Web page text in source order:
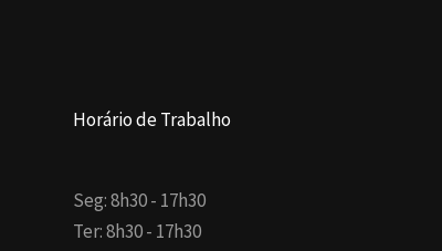
Horário de Trabalho
Seg: 8h30 - 17h30
Ter: 8h30 - 17h30